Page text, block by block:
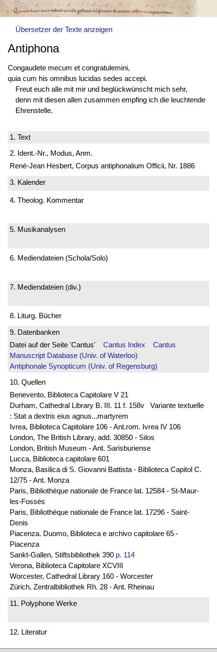
Übersetzer der Texte anzeigen
Antiphona
Congaudete mecum et congratulemini,
quia cum his omnibus lucidas sedes accepi.
Freut euch alle mit mir und beglückwünscht mich sehr,
denn mit diesen allen zusammen empfing ich die leuchtende
Ehrenstelle.
1. Text
2. Ident.-Nr., Modus, Anm.
René-Jean Hesbert, Corpus antiphonalium Officii, Nr. 1886
3. Kalender
4. Theolog. Kommentar
5. Musikanalysen
6. Mediendateien (Schola/Solo)
7. Mediendateien (div.)
8. Liturg. Bücher
9. Datenbanken
Datei auf der Seite 'Cantus' Cantus Index
Cantus
Manuscript Database (Univ. of Waterloo)
Antiphonale Synopticum (Univ. of Regensburg)
10. Quellen
Benevento, Biblioteca Capitolare V 21
Durham, Cathedral Library B. III. 11 f. 158v Variante textuelle
: Stat a dextris eius agnus...martyrem
Ivrea, Biblioteca Capitolare 106 - Ant.rom. Ivrea IV 106
London, The British Library, add. 30850 - Silos
London, British Museum - Ant. Sarisburiense
Lucca, Biblioteca capitolare 601
Monza, Basilica di S. Giovanni Battista - Biblioteca Capitol C.
12/75 - Ant. Monza
Paris, Bibliothèque nationale de France lat. 12584 - St-Maur-
les-Fossés
Paris, Bibliothèque nationale de France lat. 17296 - Saint-
Denis
Piacenza. Duomo, Biblioteca e archivo capitolare 65 -
Piacenza
Sankt-Gallen, Stiftsbibliothek 390 p. 114
Verona, Biblioteca Capitolare XCVIII
Worcester, Cathedral Library 160 - Worcester
Zürich, Zentralbibliothek Rh. 28 - Ant. Rheinau
11. Polyphone Werke
12. Literatur